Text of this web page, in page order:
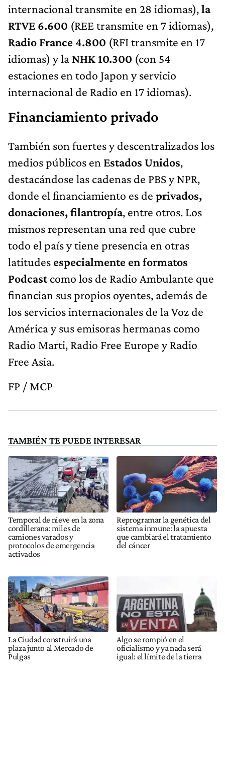
internacional transmite en 28 idiomas),la
RTVE 6.600 (REE transmite en 7 idiomas),
Radio France 4.800 (RFI transmite en 17
idiomas) y la NHK 10.300 (con 54
estaciones en todo Japon y servicio
internacional de Radio en 17 idiomas).
Financiamiento privado
También son fuertes y descentralizados los
medios públicos en Estados Unidos,
destacándose las cadenas de PBS y NPR,
donde el financiamiento es de privados,
donaciones, filantropía, entre otros. Los
mismos representan una red que cubre
todo el país y tiene presencia en otras
latitudes especialmente en formatos
Podcastcomo los de Radio Ambulante que
financian sus propios oyentes, además de
los servicios internacionales de la Voz de
América y sus emisoras hermanas como
Radio Marti, Radio Free Europe y Radio
Free Asia.
FP / MCP
TAMBIÉN TE PUEDE INTERESAR
Temporal de nieve en la zona
cordillerana: miles de
camiones varados y
protocolos de emergencia
activados
Reprogramar la genética del
sistema inmune: la apuesta
que cambiará el tratamiento
del cáncer
La Ciudad construirá una
plaza junto al Mercado de
Pulgas
Algo se rompió en el
oficialismo y ya nada será
igual: el límite de la tierra